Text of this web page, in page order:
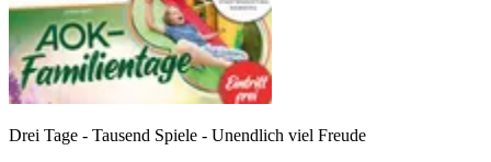
Drei Tage - Tausend Spiele - Unendlich viel Freude